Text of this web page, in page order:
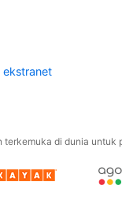
ekstranet
di dunia